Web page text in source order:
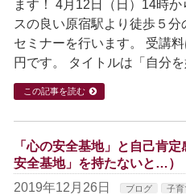
ます！ 4月12日（日）14時か
スの良い原宿駅より徒歩５分
セミナーを行います。 受講
円です。 タイトルは「自分
この記事を読む
「心の安全基地」と自己肯
安全基地」を持たないと…）
2019年12月26日
ブログ 子育